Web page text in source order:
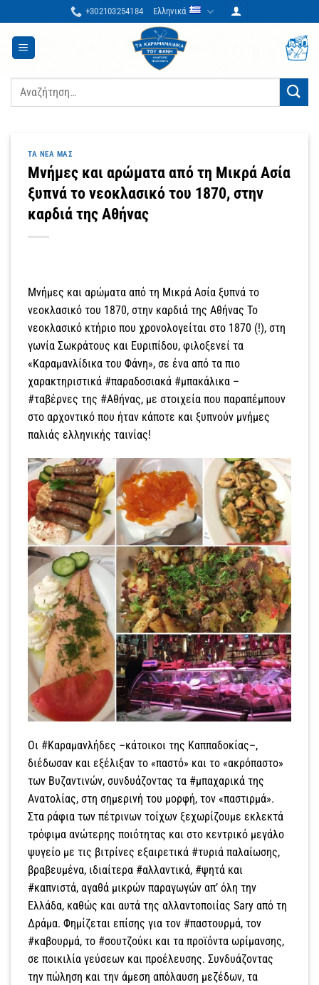
στο
περιεχόμενο
+302103254184 Ελληνικά
Αναζήτηση
ΤΑ ΝΈΑ ΜΑΣ
Μνήμες και αρώματα από τη Μικρά Ασία
ξυπνά το νεοκλασικό του 1870, στην
καρδιά της Αθήνας
Μνήμες και αρώματα από τη Μικρά Ασία ξυπνά το
νεοκλασικό του 1870, στην καρδιά της Αθήνας Το
νεοκλασικό κτήριο που χρονολογείται στο 1870 (!), στη
γωνία Σωκράτους και Ευριπίδου, φιλοξενεί τα
«Καραµανλίδικα του Φάνη», σε ένα από τα πιο
χαρακτηριστικά #παραδοσιακά #µπακάλικα –
#ταβέρνες της #Αθήνας, µε στοιχεία που παραπέµπουν
στο αρχοντικό που ήταν κάποτε και ξυπνούν µνήµες
παλιάς ελληνικής ταινίας!
Οι #Καραµανλήδες –κάτοικοι της Καππαδοκίας–,
διέδωσαν και εξέλιξαν το «παστό» και το «ακρόπαστο»
των Βυζαντινών, συνδυάζοντας τα #µπαχαρικά της
Ανατολίας, στη σηµερινή του µορφή, τον «παστιρµά».
Στα ράφια των πέτρινων τοίχων ξεχωρίζουµε εκλεκτά
τρόφιµα ανώτερης ποιότητας και στο κεντρικό µεγάλο
ψυγείο µε τις βιτρίνες εξαιρετικά #τυριά παλαίωσης,
βραβευµένα, ιδιαίτερα #αλλαντικά, #ψητά και
#καπνιστά, αγαθά µικρών παραγωγών απ’ όλη την
Ελλάδα, καθώς και αυτά της αλλαντοποιίας Sary από τη
Δράµα. Φηµίζεται επίσης για τον #παστουρµά, τον
#καβουρµά, το #σουτζούκι και τα προϊόντα ωρίµανσης,
σε ποικιλία γεύσεων και προέλευσης. Συνδυάζοντας
την πώληση και την άµεση απόλαυση µεζέδων, τα